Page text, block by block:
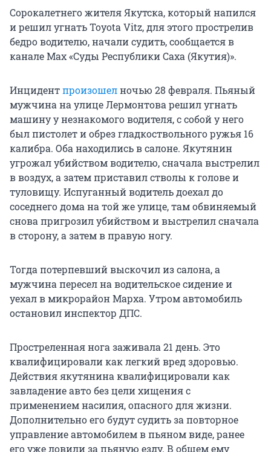
Сорокалетнего жителя Якутска, который напился
и решил угнать Toyota Vitz, для этого прострелив
бедро водителю, начали судить, сообщается в
канале Max «Суды Республики Саха (Якутия)».
Инцидентпроизошелночью 28 февраля. Пьяный
мужчина на улице Лермонтова решил угнать
машину у незнакомого водителя, с собой у него
был пистолет и обрез гладкоствольного ружья 16
калибра. Оба находились в салоне. Якутянин
угрожал убийством водителю, сначала выстрелил
в воздух, а затем приставил стволы к голове и
туловищу. Испуганный водитель доехал до
соседнего дома на той же улице, там обвиняемый
снова пригрозил убийством и выстрелил сначала
в сторону, а затем в правую ногу.
Тогда потерпевший выскочил из салона, а
мужчина пересел на водительское сидение и
уехал в микрорайон Марха. Утром автомобиль
остановил инспектор ДПС.
Простреленная нога заживала 21 день. Это
квалифицировали как легкий вред здоровью.
Действия якутянина квалифицировали как
завладение авто без цели хищения с
применением насилия, опасного для жизни.
Дополнительно его будут судить за повторное
управление автомобилем в пьяном виде, ранее
его уже ловили за пьяную езду. В общем ему